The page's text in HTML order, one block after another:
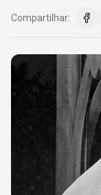
Compartilhar: